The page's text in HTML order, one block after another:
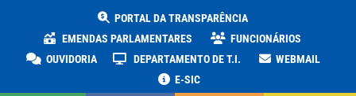
PORTAL DA TRANSPARÊNCIA
EMENDAS PARLAMENTARES
FUNCIONÁRIOS
OUVIDORIA
DEPARTAMENTO DE T.I.
WEBMAIL
E-SIC